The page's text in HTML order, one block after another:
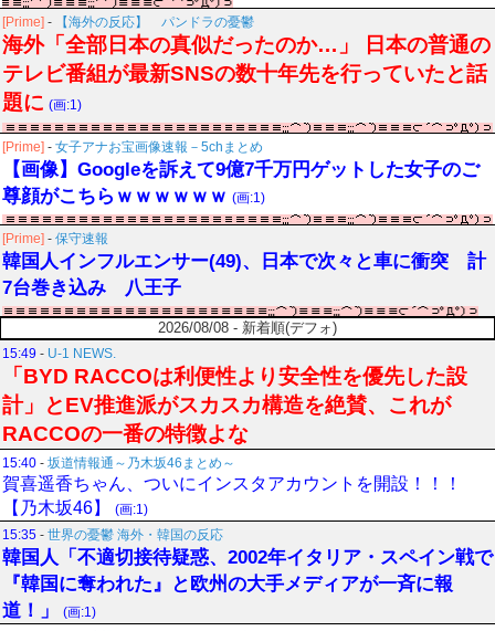
[Prime] - 【海外の反応】 パンドラの憂鬱
海外「全部日本の真似だったのか…」 日本の普通の
テレビ番組が最新SNSの数十年先を行っていたと話
題に (画:1)
[Prime] - 女子アナお宝画像速報－5chまとめ
【画像】Googleを訴えて9億7千万円ゲットした女子のご
尊顔がこちらｗｗｗｗｗｗ (画:1)
[Prime] - 保守速報
韓国人インフルエンサー(49)、日本で次々と車に衝突 計
7台巻き込み 八王子
2026/08/08 - 新着順(デフォ)
15:49 - U-1 NEWS.
「BYD RACCOは利便性より安全性を優先した設
計」とEV推進派がスカスカ構造を絶賛、これが
RACCOの一番の特徴よな
15:40 - 坂道情報通～乃木坂46まとめ～
賀喜遥香ちゃん、ついにインスタアカウントを開設！！！
【乃木坂46】
(画:1)
15:35 - 世界の憂鬱 海外・韓国の反応
韓国人「不適切接待疑惑、2002年イタリア・スペイン戦で
『韓国に奪われた』と欧州の大手メディアが一斉に報
道！」
(画:1)